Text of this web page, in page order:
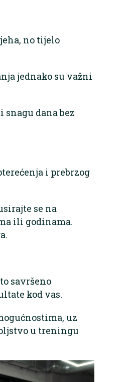
no tijelo
jednako su važni
dana bez
i prebrzog
se na
ili godinama.
savršeno
kod vas.
uz
u treningu